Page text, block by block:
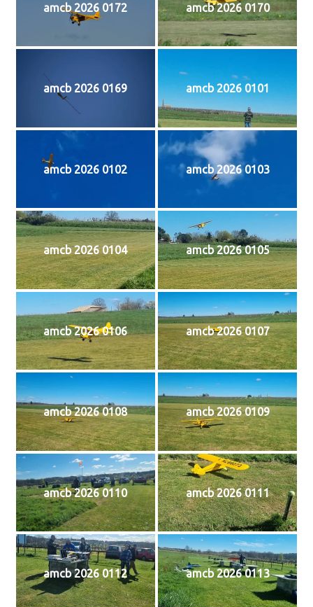
amcb 2026 0172 amcb 2026 0170
amcb 2026 0169 amcb 2026 0101
amcb 2026 0102 amcb 2026 0103
amcb 2026 0104 amcb 2026 0105
amcb 2026 0106 amcb 2026 0107
amcb 2026 0108 amcb 2026 0109
amcb 2026 0110 amcb 2026 0111
amcb 2026 0112 amcb 2026 0113